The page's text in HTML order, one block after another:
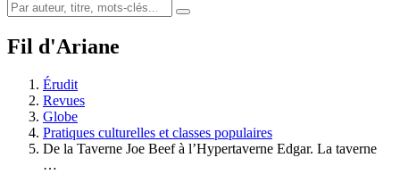
Fil d'Ariane
Érudit
Revues
Globe
Pratiques culturelles et classes populaires
De la Taverne Joe Beef à l’Hypertaverne Edgar. La taverne
…